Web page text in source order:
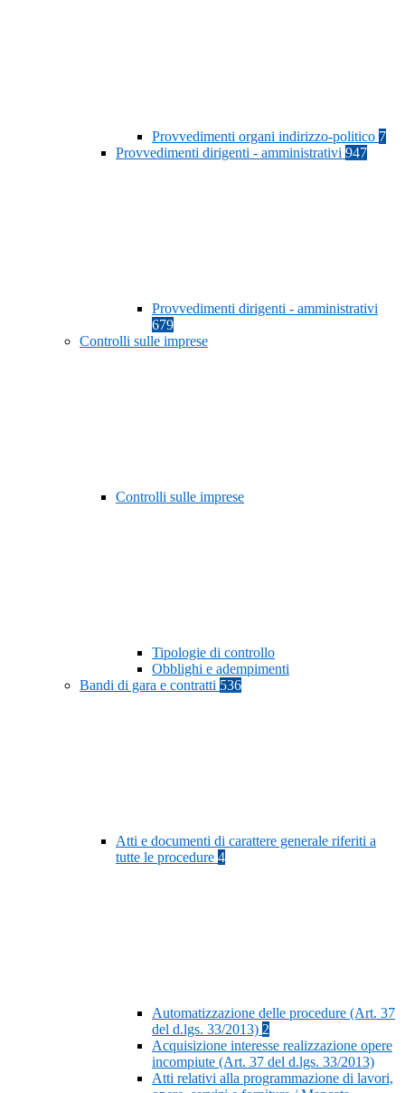
Provvedimenti organi indirizzo-politico 7
Provvedimenti dirigenti - amministrativi 947
Provvedimenti dirigenti - amministrativi
679
Controlli sulle imprese
Controlli sulle imprese
Tipologie di controllo
Obblighi e adempimenti
Bandi di gara e contratti 536
Atti e documenti di carattere generale riferiti a
tutte le procedure 4
Automatizzazione delle procedure (Art. 37
del d.lgs. 33/2013) 2
Acquisizione interesse realizzazione opere
incompiute (Art. 37 del d.lgs. 33/2013)
Atti relativi alla programmazione di lavori,